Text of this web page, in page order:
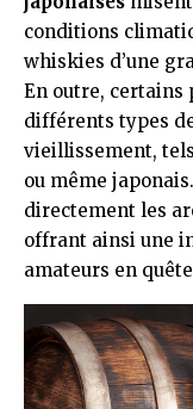
conditions
whiskies d’une
En outre, certains
différents types
vieillissement,
ou même
directement les
offrant ainsi une
amateurs en